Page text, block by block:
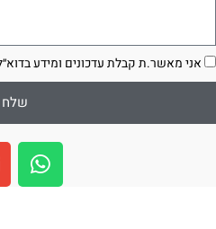
אני מאשר.ת קבלת עדכונים ומידע בדוא״ל
שלח
W
h
a